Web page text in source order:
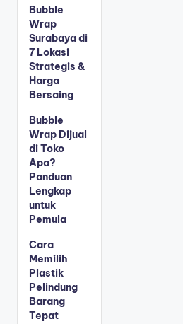
Bubble
Wrap
Surabaya di
7 Lokasi
Strategis &
Harga
Bersaing
Bubble
Wrap Dijual
di Toko
Apa?
Panduan
Lengkap
untuk
Pemula
Cara
Memilih
Plastik
Pelindung
Barang
Tepat